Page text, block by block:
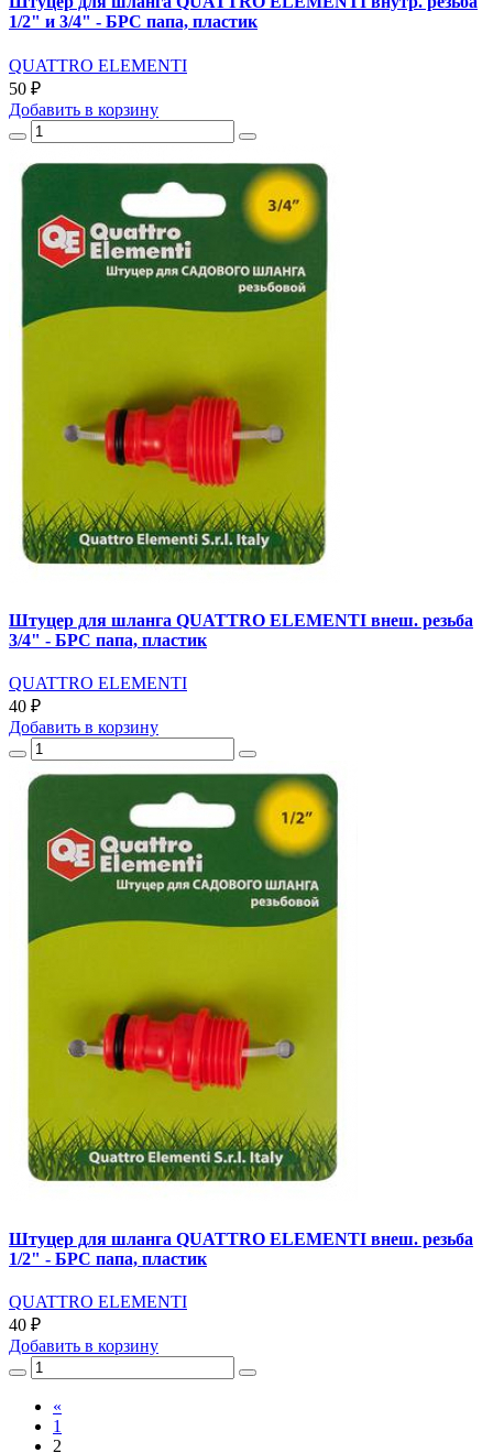
1/2" и 3/4" - БРС папа, пластик
QUATTRO ELEMENTI
50 ₽
Добавить в корзину
Штуцер для шланга QUATTRO ELEMENTI внеш. резьба
3/4" - БРС папа, пластик
QUATTRO ELEMENTI
40 ₽
Добавить в корзину
Штуцер для шланга QUATTRO ELEMENTI внеш. резьба
1/2" - БРС папа, пластик
QUATTRO ELEMENTI
40 ₽
Добавить в корзину
«
1
2